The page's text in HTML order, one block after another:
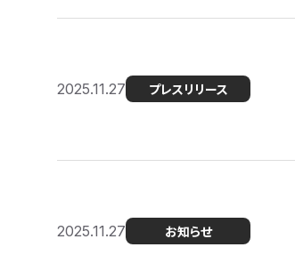
2025.11.27 プレスリリース
2025.11.27 お知らせ